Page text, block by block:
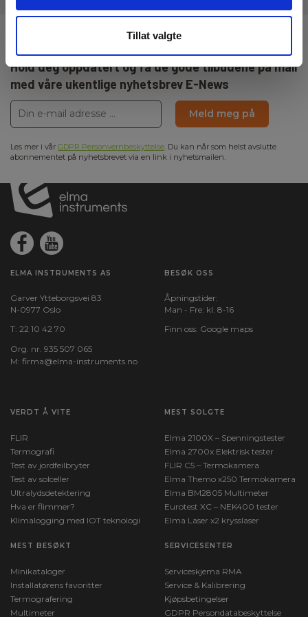
Tillat valgte
Registrere deg for nyhetsbrev!
Hold deg oppdatert og få de gode tilbudene på mail
med våre ukentlige nyhetsbrev E-News
Meld meg på
Les mer i vår GDPR Personvernbeskyttelse. Du kan når som helst avslutte
abonnementet på nyhetsbrevet via en link i nyhetsmailen.
ELMA INSTRUMENTS AS
Garver Ytteborgsvei 83
N-0977 Oslo
T: 22 10 42 70
Org. nr. 935 507 065
M: firma@elma-instruments.no​
BESØK OSS
Åpningstider:
Man - Fre: kl. 8-16
Finn oss: Google maps
VERDT Å VITE
FLIR
Termografi
Test av jordfeilbryter
Test av solceller
Ultralydsdetektering
Hva er flimmer?
Klimalogging med IOT teknologi
MEST SOLGTE
Elma 2100X – Spenningstester
Elma 2700x Elektrisk tester
FLIR C5 – Termokamera
Elma Themo x250 Termokamera
Elma BM2805 Multimeter
Eurotest XC – NEK400 tester
Elma Laser x2 krysslaser
MEST BESØKT
Minikataloger
Installatørens favoritter
Termografering
Multimeter
SERVICESENTER
Serviceskjema RMA
Service & Kalibrering
Kjøpsbetingelser
GDPR Persondatabeskyttelse